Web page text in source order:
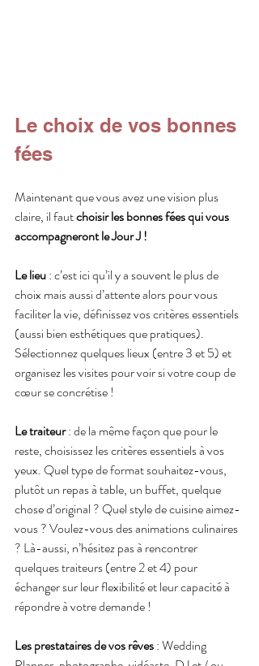
Le choix de vos bonnes
fées
Maintenant que vous avez une vision plus
claire, il faut choisir les bonnes fées qui vous
accompagneront le Jour J !
Le lieu : c’est ici qu’il y a souvent le plus de
choix mais aussi d’attente alors pour vous
faciliter la vie, définissez vos critères essentiels
(aussi bien esthétiques que pratiques).
Sélectionnez quelques lieux (entre 3 et 5) et
organisez les visites pour voir si votre coup de
cœur se concrétise !
Le traiteur : de la même façon que pour le
reste, choisissez les critères essentiels à vos
yeux. Quel type de format souhaitez-vous,
plutôt un repas à table, un buffet, quelque
chose d’original ? Quel style de cuisine aimez-
vous ? Voulez-vous des animations culinaires
? Là-aussi, n’hésitez pas à rencontrer
quelques traiteurs (entre 2 et 4) pour
échanger sur leur flexibilité et leur capacité à
répondre à votre demande !
Les prestataires de vos rêves : Wedding